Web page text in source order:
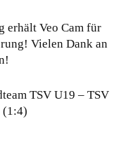
erhält Veo Cam für
Vielen Dank an
TSV U19 – TSV
(1:4)